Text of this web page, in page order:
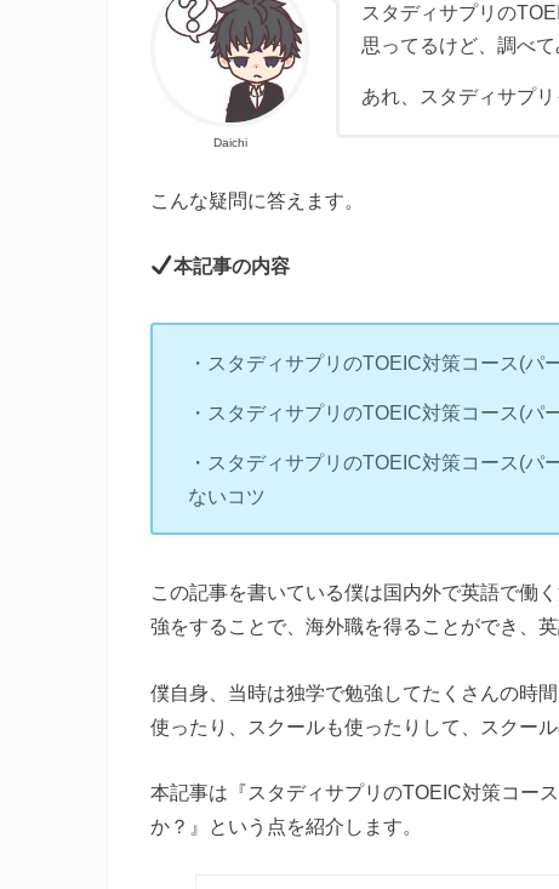
Daichi
スタディサプリの
思ってるけど、調べ
あれ、スタディサプ
こんな疑問に答えます。
本記事の内容
・スタディサプリのTOEIC対策コース(
・スタディサプリのTOEIC対策コース(
・スタディサプリのTOEIC対策コース(
ないコツ
この記事を書いている僕は国内外で英語で働
強をすることで、海外職を得ることができ、
僕自身、当時は独学で勉強してたくさんの時
使ったり、スクールも使ったりして、スクー
本記事は『スタディサプリのTOEIC対策コー
か？』という点を紹介します。